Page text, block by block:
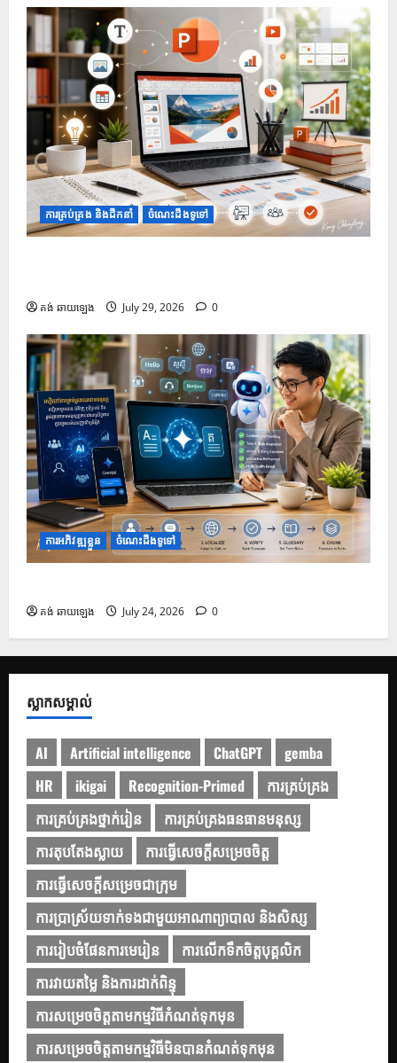
ការគ្រប់គ្រង និងដឹកនាំ ចំណេះដឹងទូទៅ
គង់ ឆាយឡេង July 29, 2026 0
ការអភិវឌ្ឍខ្លួន ចំណេះដឹងទូទៅ
គង់ ឆាយឡេង July 24, 2026 0
ស្លាកសម្គាល់
AI Artificial intelligence ChatGPT
gemba
HR
ikigai Recognition-Primed
ការគ្រប់គ្រង
ការគ្រប់គ្រងថ្នាក់រៀន
ការគ្រប់គ្រងធនធានមនុស្ស
ការតុបតែងស្លាយ
ការធ្វើសេចក្ដីសម្រេចចិត្ត
ការធ្វើសេចក្តីសម្រេចជាក្រុម
ការប្រាស្រ័យទាក់ទងជាមួយអាណាព្យាបាល និងសិស្ស
ការរៀបចំផែនការមេរៀន
ការលើកទឹកចិត្តបុគ្គលិក
ការវាយតម្លៃ និងការដាក់ពិន្ទុ
ការសម្រេចចិត្តតាមកម្មវិធីកំណត់ទុកមុន
ការសម្រេចចិត្តតាមកម្មវិធីមិនបានកំណត់ទុកមុន